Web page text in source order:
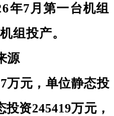
年7月第一台机组
组投产。
源
万元，单位静态投
资245419万元，